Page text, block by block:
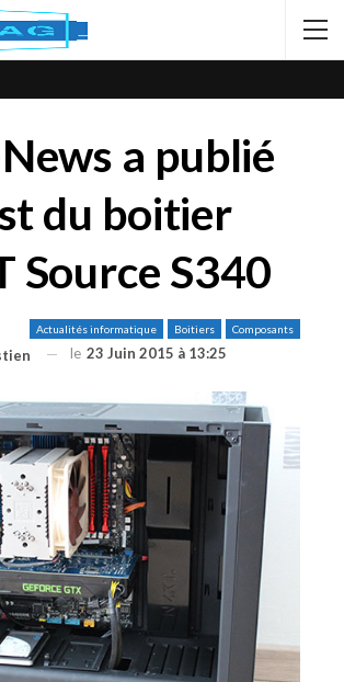
a publié
du boitier
Source S340
Actualités informatique Boitiers Composants
le 23 Juin 2015 à 13:25